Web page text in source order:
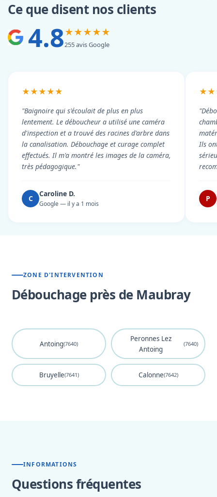
Ce que disent nos clients
4.8★★★★★
255 avis Google
★★★★★
"Baignoire qui s'écoulait de plus en plus
lentement. Le déboucheur a utilisé une caméra
d'inspection et a trouvé des racines d'arbre dans
la canalisation. Débouchage et curage complet
effectués. Il m'a montré les images de la caméra,
très pédagogique."
C
Caroline D.
Google — il y a 1 mois
Ils
P
ZONE D'INTERVENTION
Débouchage près de Maubray
Antoing(7640)
Peronnes Lez
Antoing
(7640)
Bruyelle(7641) Calonne(7642)
INFORMATIONS
Questions fréquentes